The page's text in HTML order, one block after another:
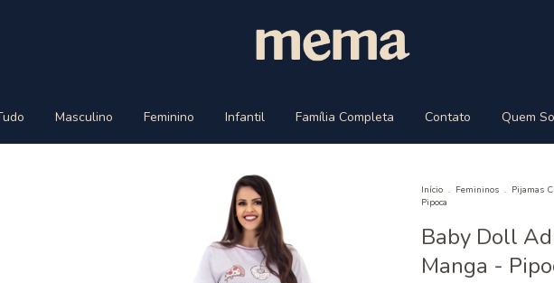
Masculino Feminino Infantil Família Completa Contato Quem
Início . Femininos . Pijamas
Pipoca
Baby Doll
Manga -